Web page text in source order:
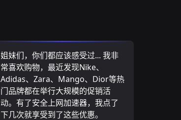
姐妹们，你们都应该感受过... 我非
常喜欢购物，最近发现Nike、
Adidas、Zara、Mango、Dior等热
门品牌都在举行大规模的促销活
动。有了安全上网加速器，我点了
下几次就享受到了这些优惠。